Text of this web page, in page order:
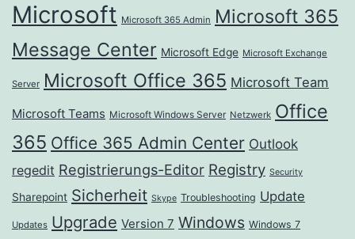
Microsoft Microsoft 365 Admin Microsoft 365
Message Center Microsoft Edge Microsoft Exchange
Server Microsoft Office 365 Microsoft Team
Microsoft Teams Microsoft Windows Server Netzwerk Office
365 Office 365 Admin Center Outlook
regedit Registrierungs-Editor Registry Security
Sharepoint Sicherheit Skype Troubleshooting Update
Updates Upgrade Version 7 Windows Windows 7